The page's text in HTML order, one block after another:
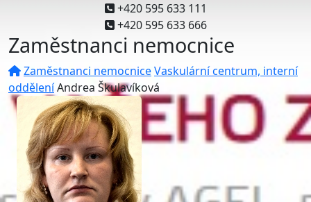
+420 595 633 111
+420 595 633 666
Zaměstnanci nemocnice
Zaměstnanci nemocniceVaskulární centrum, interní
odděleníAndrea Škulavíková